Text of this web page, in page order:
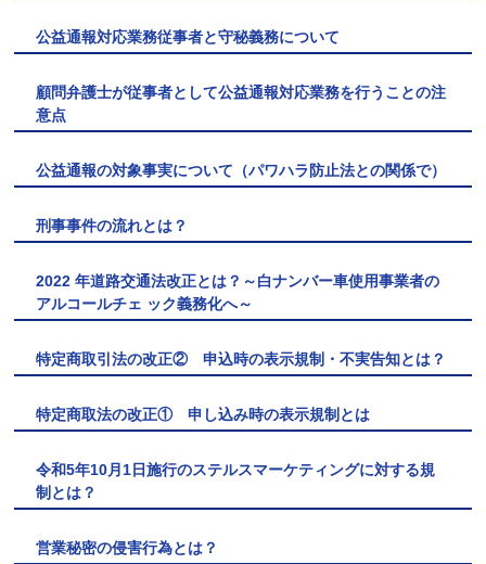
公益通報対応業務従事者と守秘義務について
顧問弁護士が従事者として公益通報対応業務を行うことの注
意点
公益通報の対象事実について（パワハラ防止法との関係で）
刑事事件の流れとは？
2022 年道路交通法改正とは？～白ナンバー車使用事業者の
アルコールチェ ック義務化へ～
特定商取引法の改正② 申込時の表示規制・不実告知とは？
特定商取法の改正① 申し込み時の表示規制とは
令和5年10月1日施行のステルスマーケティングに対する規
制とは？
営業秘密の侵害行為とは？